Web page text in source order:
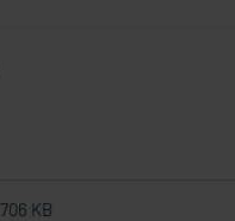
706 KB